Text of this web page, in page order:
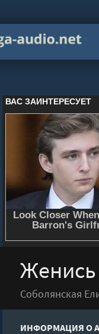
Женись
Соболянская
ИНФОРМАЦИЯ О